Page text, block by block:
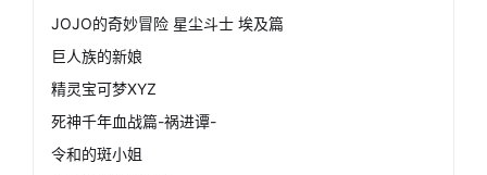
JOJO的奇妙冒险 星尘斗士 埃及篇
巨人族的新娘
精灵宝可梦XYZ
死神千年血战篇-祸进谭-
令和的斑小姐